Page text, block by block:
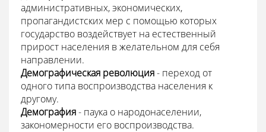
административных, экономических,
пропагандистских мер с помощью которых
государство воздействует на естественный
прирост населения в желательном для себя
направлении.
Демографическая революция- переход от
одного типа воспроизводства населения к
другому.
Демография- паука о народонаселении,
закономерности его воспроизводства.